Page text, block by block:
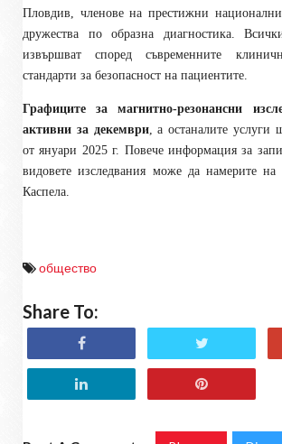
Пловдив, членове на престижни
дружества по образна диагностика.
извършват според съвременните
стандарти за безопасност на пациентите.
Графиците за магнитно-резонансни
активни за декември, а останалите услуги
от януари 2025 г. Повече информация за
видовете изследвания може да намерите
Каспела.
общество
Share To: